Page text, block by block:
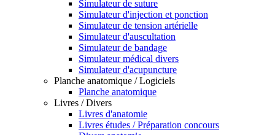
Simulateur de suture
Simulateur d'injection et ponction
Simulateur de tension artérielle
Simulateur d'auscultation
Simulateur de bandage
Simulateur médical divers
Simulateur d'acupuncture
Planche anatomique / Logiciels
Planche anatomique
Livres / Divers
Livres d'anatomie
Livres études / Préparation concours